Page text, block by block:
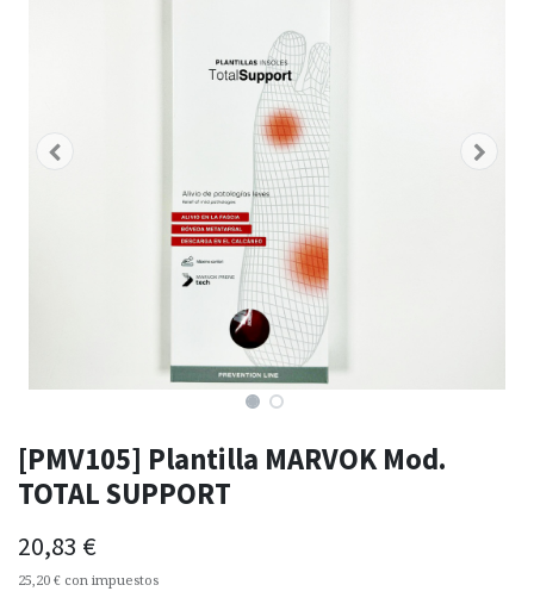
[PMV105] Plantilla MARVOK Mod.
TOTAL SUPPORT
20,83 €
25,20 € con impuestos